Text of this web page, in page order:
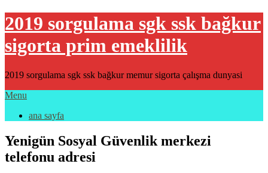
2019 sorgulama sgk ssk bağkur
sigorta prim emeklilik
2019 sorgulama sgk ssk bağkur memur sigorta çalışma dunyasi
Menu
ana sayfa
Yenigün Sosyal Güvenlik merkezi
telefonu adresi